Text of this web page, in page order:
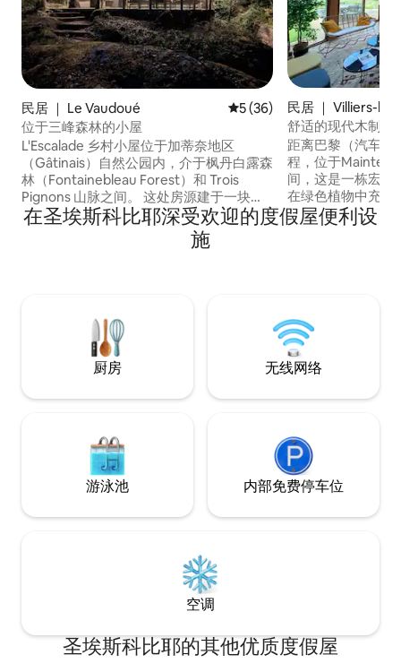
民居 ｜ Le Vaudoué 平均评分 5 分（满分 5 分）
5 (36)
位于三峰森林的小屋
L'Escalade 乡村小屋位于加蒂奈地区
（Gâtinais）自然公园内，介于枫丹白露森
林（Fontainebleau Forest）和 Trois
Pignons 山脉之间。 这处房源建于一块面
积为 4200 平方米的地块中心，周围环绕着
奇特的岩层和森林，提供 90 平方米的起居
空间。 地下室设有面积为 50 平方米的游戏
境。 祝您在 L'Escalade 住宿愉快！
民居 ｜ Villiers-le-
舒适的现代木制房
距离巴黎（汽车或
程，位于
间，这是一栋宏伟
在绿色植物中充电。 这栋房子设备齐
地理位置优越，适
谷。 您周围环绕
力。
在圣埃斯科比耶深受欢迎的度假屋便利设
施
厨房 无线网络
游泳池 内部免费停车位
空调
圣埃斯科比耶的其他优质度假屋